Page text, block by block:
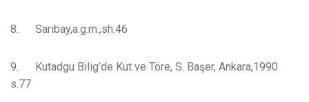
8. Sarıbay,a.g.m.,sh.46
9. Kutadgu Bilig’de Kut ve Töre, S. Başer, Ankara,1990
s.77